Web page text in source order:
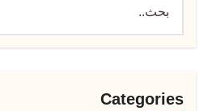
Categories